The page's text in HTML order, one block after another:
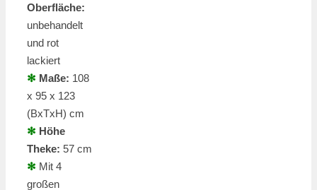
Oberfläche:
unbehandelt
und rot
lackiert
✻ Maße: 108
x 95 x 123
(BxTxH) cm
✻ Höhe
Theke: 57 cm
✻ Mit 4
großen